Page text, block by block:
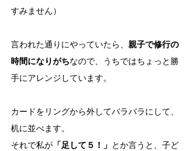
すみません）
言われた通りにやっていたら、 親子で修行の
時間になりがちなので、うちではちょっと勝
手にアレンジしています。
カードをリングから外してバラバラにして、
机に並べます。
それで私が 「足して５！」 とか言うと、子ど